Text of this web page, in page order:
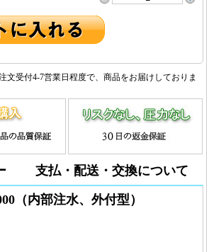
受付4-7営業日程度で、商品をお届けしておりま
支払・配送・交換について
（内部注水、外付型）